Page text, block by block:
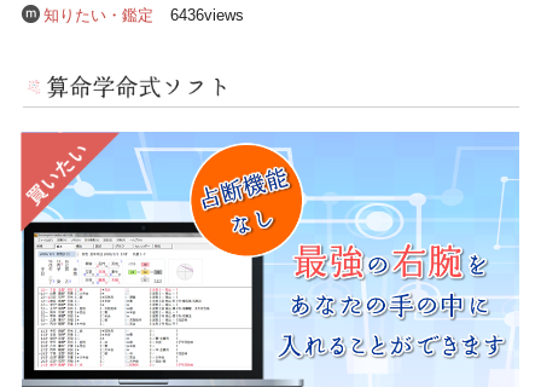
知りたい・鑑定 6436views